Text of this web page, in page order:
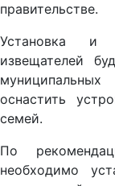
правительстве.
Установка и
извещателей
оснастить
семей.
По
необходимо